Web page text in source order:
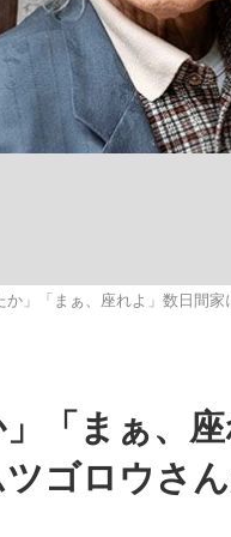
会、JIN→伊豆の...
か」「まぁ、座れよ」数日間
「まぁ、
ゴロウさ